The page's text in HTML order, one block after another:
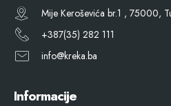
Mije Keroševića br.1 , 75000,
+387(35) 282 111
info@kreka.ba
Informacije